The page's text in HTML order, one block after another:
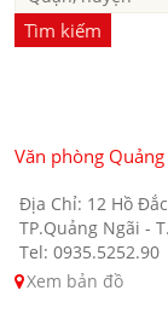
Tìm kiếm
Văn phòng Quảng
Địa Chỉ: 12 Hồ
TP.Quảng Ngãi -
Tel: 0935.5252.90
Xem bản đồ